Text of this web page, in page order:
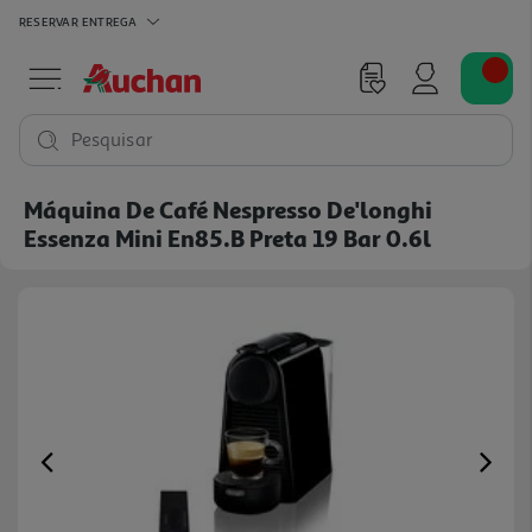
RESERVAR ENTREGA
Pesquisar
Máquina De Café Nespresso De'longhi
Essenza Mini En85.b Preta 19 Bar 0.6l
Previous